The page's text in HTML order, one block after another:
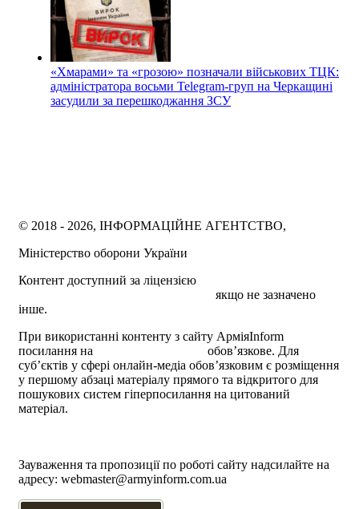
«Хмарами» та «грозою» позначали військових ТЦК:
адміністратора восьми Telegram-груп на Черкащині
засудили за перешкоджання ЗСУ
© 2018 - 2026, ІНФОРМАЦІЙНЕ АГЕНТСТВО,
Міністерство оборони України
Контент доступний за ліцензією
якщо не зазначено
інше.
При використанні контенту з сайту АрміяInform
посилання на
обов’язкове. Для
суб’єктів у сфері онлайн-медіа обов’язковим є розміщення
у першому абзаці матеріалу прямого та відкритого для
пошукових систем гіперпосилання на цитований
матеріал.
Зауваження та пропозиції по роботі сайту надсилайте на
адресу: webmaster@armyinform.com.ua